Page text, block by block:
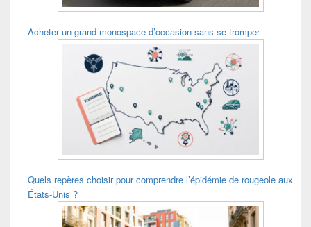
Acheter un grand monospace d’occasion sans se tromper
Quels repères choisir pour comprendre l’épidémie de rougeole aux
États-Unis ?